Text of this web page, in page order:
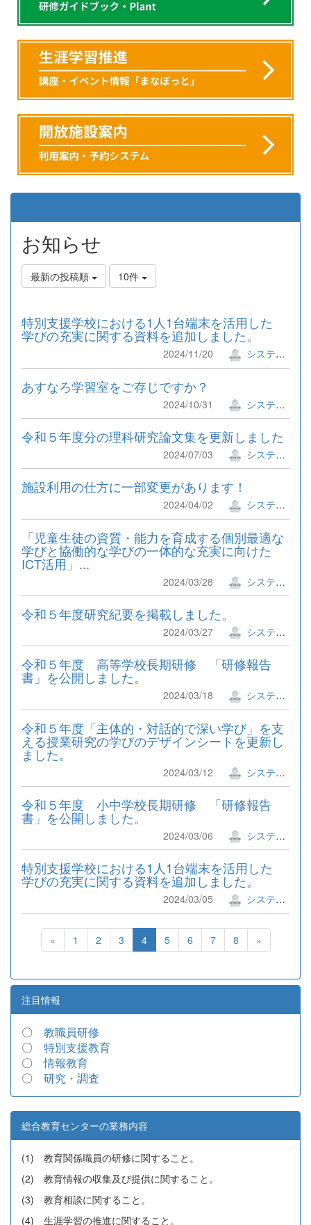
お知らせ
最新の投稿順 10件
特別支援学校における1人1台端末を活用した
学びの充実に関する資料を追加しました。
2024/11/20 システム管理者
あすなろ学習室をご存じですか？
2024/10/31 システム管理者
令和５年度分の理科研究論文集を更新しました
2024/07/03 システム管理者
施設利用の仕方に一部変更があります！
2024/04/02 システム管理者
「児童生徒の資質・能力を育成する個別最適な
学びと協働的な学びの一体的な充実に向けた
ICT活用」...
2024/03/28 システム管理者
令和５年度研究紀要を掲載しました。
2024/03/27 システム管理者
令和５年度 高等学校長期研修 「研修報告
書」を公開しました。
2024/03/18 システム管理者
令和５年度「主体的・対話的で深い学び」を支
える授業研究の学びのデザインシートを更新し
ました。
2024/03/12 システム管理者
令和５年度 小中学校長期研修 「研修報告
書」を公開しました。
2024/03/06 システム管理者
特別支援学校における1人1台端末を活用した
学びの充実に関する資料を追加しました。
2024/03/05 システム管理者
« 1 2 3 4 5 6 7 8 »
注目情報
〇 教職員研修
〇 特別支援教育
〇情報教育
〇 研究・調査
総合教育センターの業務内容
(1) 教育関係職員の研修に関すること。
(2) 教育情報の収集及び提供に関すること。
(3) 教育相談に関すること。
(4) 生涯学習の推進に関すること。